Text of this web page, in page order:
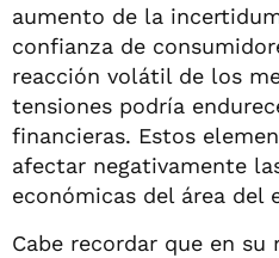
aumento de la
confianza de
reacción volátil de los
tensiones podría
financieras. Estos
afectar negativamente
económicas del área del
Cabe recordar que en su